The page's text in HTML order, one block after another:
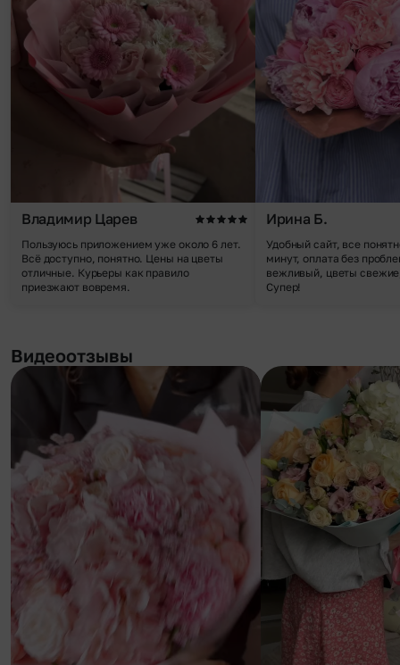
Владимир Царев
Пользуюсь приложением уже около 6 лет.
Всё доступно, понятно. Цены на цветы
отличные. Курьеры как правило
приезжают вовремя.
Ирина Б.
Удобный сайт, все
минут, оплата без
вежливый, цветы
Супер!
Видеоотзывы